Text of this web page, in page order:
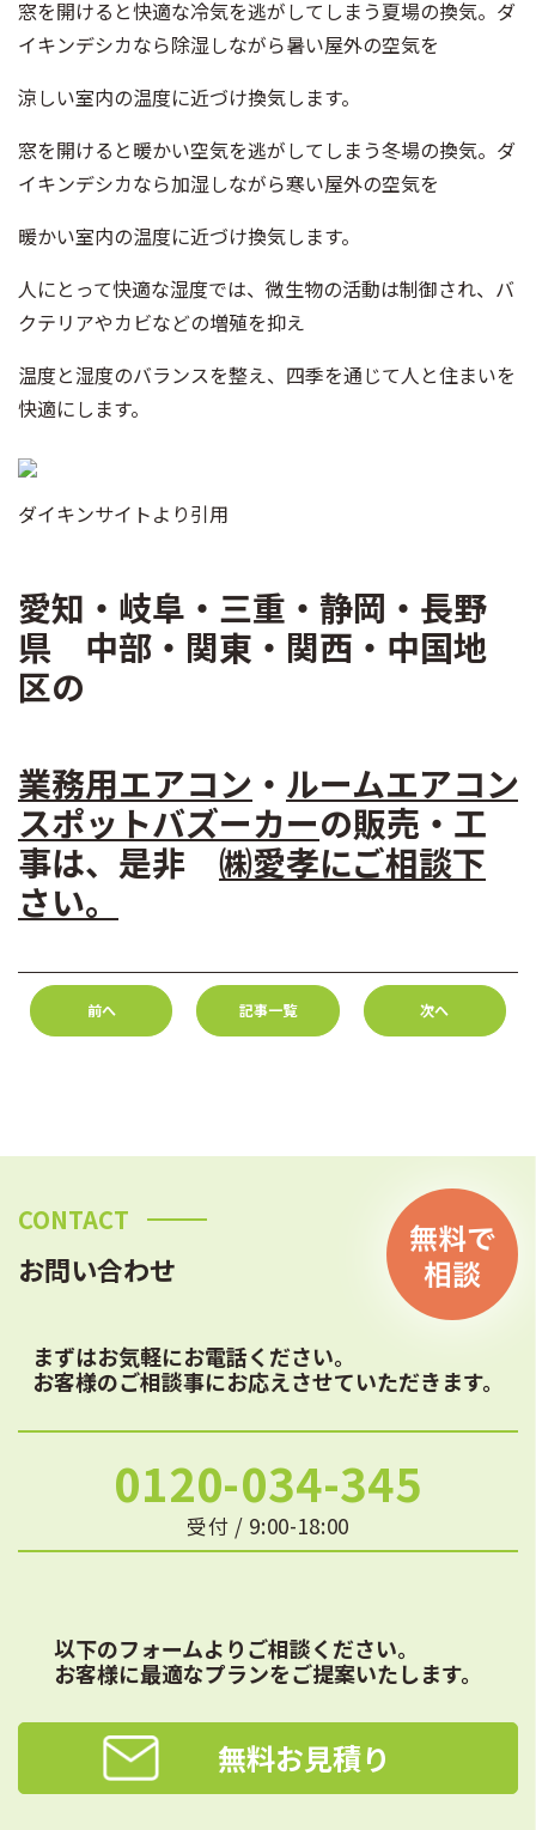
窓を開けると快適な冷気を逃がしてしまう夏場の換気。ダ
イキンデシカなら除湿しながら暑い屋外の空気を
涼しい室内の温度に近づけ換気します。
窓を開けると暖かい空気を逃がしてしまう冬場の換気。ダ
イキンデシカなら加湿しながら寒い屋外の空気を
暖かい室内の温度に近づけ換気します。
人にとって快適な湿度では、微生物の活動は制御され、バ
クテリアやカビなどの増殖を抑え
温度と湿度のバランスを整え、四季を通じて人と住まいを
快適にします。
ダイキンサイトより引用
愛知・岐阜・三重・静岡・長野
県 中部・関東・関西・中国地
区の
業務用エアコン ・ ルームエアコン
スポットバズーカーの販売・工
事は、是非 ㈱愛孝にご相談下
さい。
前へ 記事一覧 次へ
CONTACT
お問い合わせ
まずはお気軽にお電話ください。
お客様のご相談事にお応えさせていただきます。
0120-034-345
受付 / 9:00-18:00
以下のフォームよりご相談ください。
お客様に最適なプランをご提案いたします。
無料お見積り